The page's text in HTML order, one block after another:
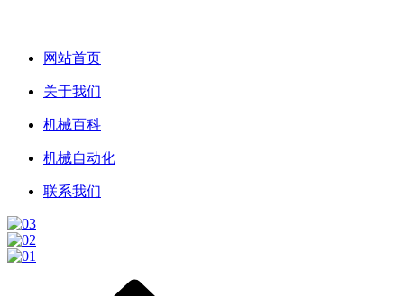
网站首页
关于我们
机械百科
机械自动化
联系我们